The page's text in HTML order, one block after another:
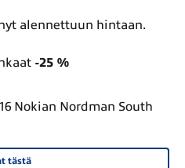
alennettuun hintaan.
-25 %
Nokian Nordman South
tästä